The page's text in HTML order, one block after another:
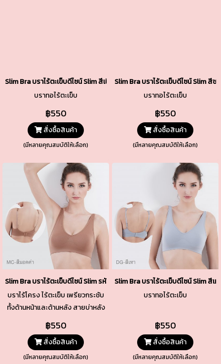
Slim Bra บราไร้ตะเข็บดีไซน์ Slim สีเนื้อ รหัส TSBRA7-BE
บราทอไร้ตะเข็บ
฿550
สั่งซื้อสินค้า
(มีหลายคุณสมบัติให้เลือก)
Slim Bra บราไร้ตะเข็บดีไซน์ Slim สี
บราทอไร้ตะเข็บ
฿550
สั่งซื้อสินค้า
(มีหลายคุณสมบัติให้เลือก)
Slim Bra บราไร้ตะเข็บดีไซน์ Slim รหัส TSBRA7 สีมอคค่า
บราไร้โครง ไร้ตะเข็บ เพรียวกระชับ
ทั้งด้านหน้าและด้านหลัง สายบ่าหลัง
เล็กปรับระดับได้ ใส่ง่ายถอดง่าย
ด้วยตะขอหลัง พร้อมปรับได้ 3 ระดับ
฿550
สั่งซื้อสินค้า
(มีหลายคุณสมบัติให้เลือก)
Slim Bra บราไร้ตะเข็บดีไซน์ Slim สีเ
บราทอไร้ตะเข็บ
฿550
สั่งซื้อสินค้า
(มีหลายคุณสมบัติให้เลือก)